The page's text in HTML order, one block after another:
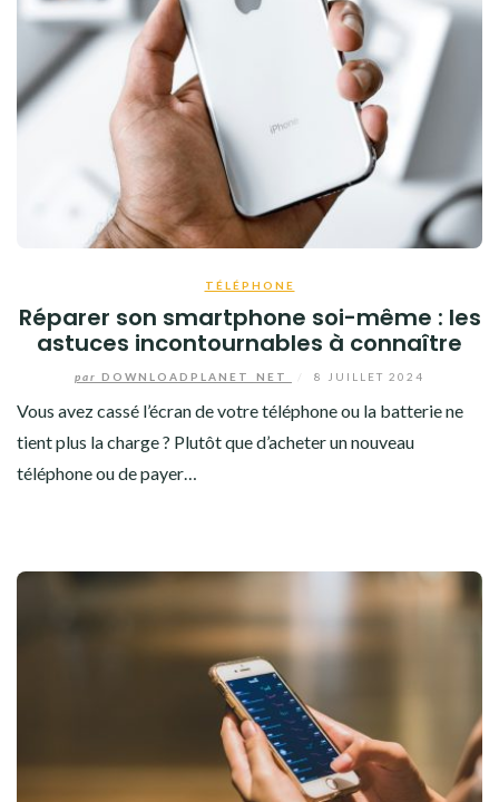
TÉLÉPHONE
Réparer son smartphone soi-même : les
astuces incontournables à connaître
par DOWNLOADPLANET_NET 8 JUILLET 2024
Vous avez cassé l’écran de votre téléphone ou la batterie ne
tient plus la charge ? Plutôt que d’acheter un nouveau
téléphone ou de payer…